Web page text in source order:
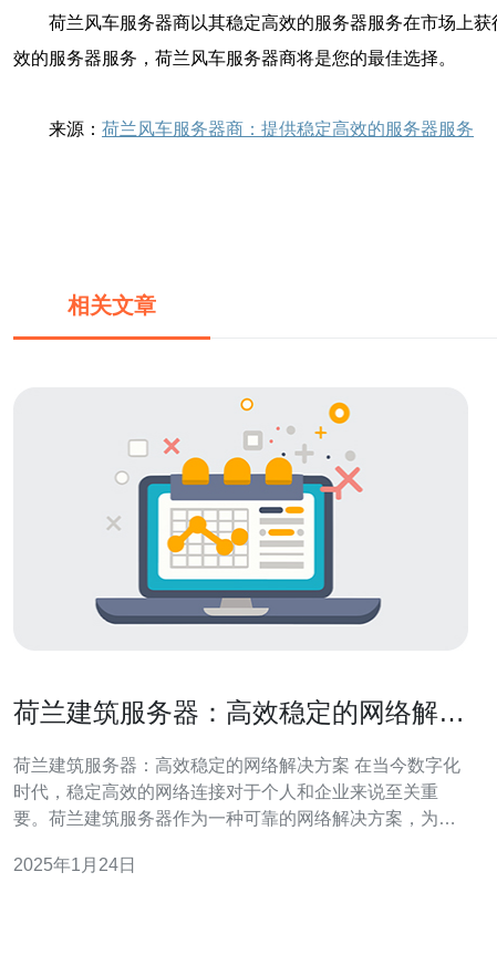
荷兰风车服务器商以其稳定高效的服务器服务在市场上
效的服务器服务，荷兰风车服务器商将是您的最佳选择。
来源： 荷兰风车服务器商：提供稳定高效的服务器服务
相关文章
荷兰建筑服务器：高效稳定的网络解决
荷兰建筑服务器：高效稳定的网络解决方案 在当今数字化
时代，稳定高效的网络连接对于个人和企业来说至关重
要。荷兰建筑服务器作为一种可靠的网络解决方案，为用
优势和功能，以及为什么它是一个理想的网络解决方案。
2025年1月24日